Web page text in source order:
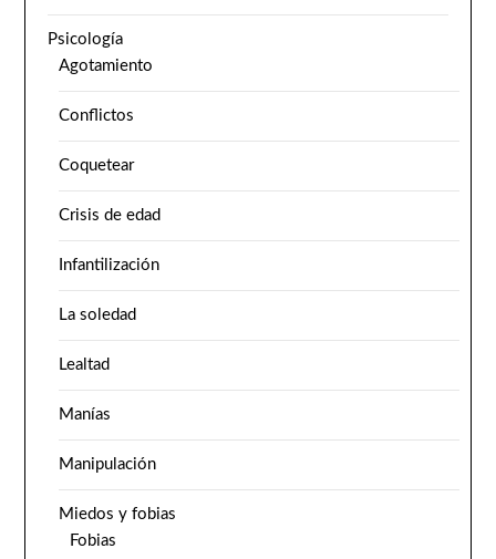
Psicología
Agotamiento
Conflictos
Coquetear
Crisis de edad
Infantilización
La soledad
Lealtad
Manías
Manipulación
Miedos y fobias
Fobias